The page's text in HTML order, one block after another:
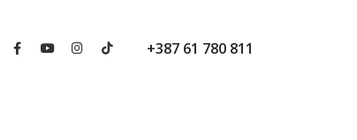
+387 61 780 811